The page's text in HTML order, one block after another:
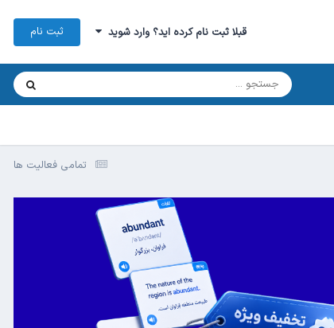
قبلا ثبت نام کرده اید؟ وارد شوید ثبت نام
تمامی فعالیت ها